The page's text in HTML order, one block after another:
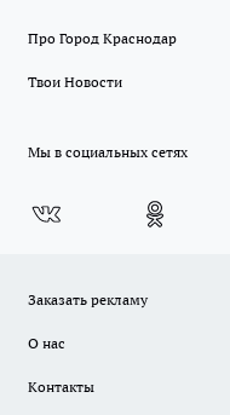
Про Город Краснодар
Твои Новости
Мы в социальных сетях
Заказать рекламу
О нас
Контакты